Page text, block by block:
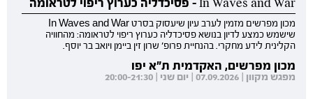
מכון מפרשים מזמין לערב עיון שיעסוק בסרט In Waves and War
שישמש כמצע לדיון בנושא פסיכדליה כערוץ ריפוי לטראומה: מהחוויה
הקלינית לידע מחקרי. בהנחיית פרופ' שרון זין ביימן ויואב בר יוסף.
מכון מפרשים, האקדמית ת"א יפו
מפגש מקוון | 07.09.2026 | יום שני | 20:00-21:30